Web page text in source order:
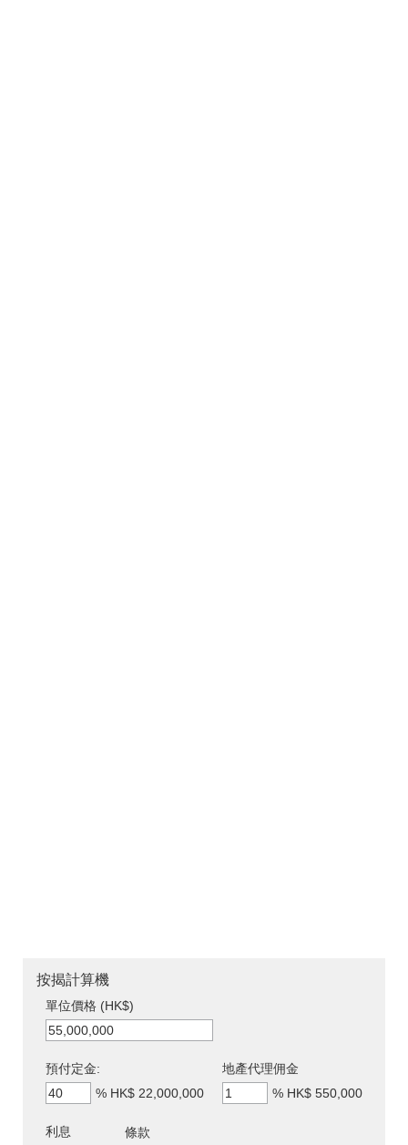
按揭計算機
單位價格 (HK$)
預付定金:
% HK$ 22,000,000
地產代理佣金
% HK$ 550,000
利息 條款